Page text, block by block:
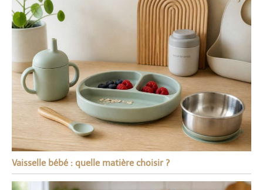
Vaisselle bébé : quelle matière choisir ?